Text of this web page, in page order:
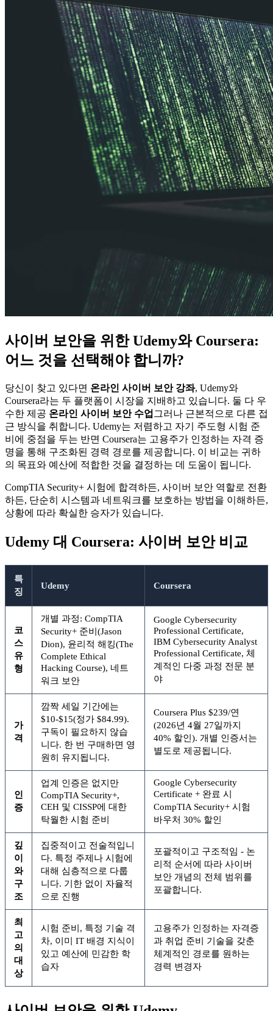
사이버 보안을 위한 Udemy와 Coursera:
어느 것을 선택해야 합니까?
당신이 찾고 있다면 온라인 사이버 보안 강좌, Udemy와
Coursera라는 두 플랫폼이 시장을 지배하고 있습니다. 둘 다 우
수한 제공 온라인 사이버 보안 수업 그러나 근본적으로 다른 접
근 방식을 취합니다. Udemy는 저렴하고 자기 주도형 시험 준
비에 중점을 두는 반면 Coursera는 고용주가 인정하는 자격 증
명을 통해 구조화된 경력 경로를 제공합니다. 이 비교는 귀하
의 목표와 예산에 적합한 것을 결정하는 데 도움이 됩니다.
CompTIA Security+ 시험에 합격하든, 사이버 보안 역할로 전환
하든, 단순히 시스템과 네트워크를 보호하는 방법을 이해하든,
상황에 따라 확실한 승자가 있습니다.
Udemy 대 Coursera: 사이버 보안 비교
특
징
Udemy Coursera
코
스
유
형
개별 과정: CompTIA
Security+ 준비(Jason
Dion), 윤리적 해킹(The
Complete Ethical
Hacking Course), 네트
워크 보안
Google Cybersecurity
Professional Certificate,
IBM Cybersecurity Analyst
Professional Certificate, 체
계적인 다중 과정 전문 분
야
가
격
깜짝 세일 기간에는
$10-$15(정가 $84.99).
구독이 필요하지 않습
니다. 한 번 구매하면 영
원히 유지됩니다.
Coursera Plus $239/연
(2026년 4월 27일까지
40% 할인). 개별 인증서는
별도로 제공됩니다.
인
증
업계 인증은 없지만
CompTIA Security+,
CEH 및 CISSP에 대한
탁월한 시험 준비
Google Cybersecurity
Certificate + 완료 시
CompTIA Security+ 시험
바우처 30% 할인
깊
이
와
구
조
집중적이고 전술적입니
다. 특정 주제나 시험에
대해 심층적으로 다룹
니다. 기한 없이 자율적
으로 진행
포괄적이고 구조적임 - 논
리적 순서에 따라 사이버
보안 개념의 전체 범위를
포괄합니다.
최
고
의
대
상
시험 준비, 특정 기술 격
차, 이미 IT 배경 지식이
있고 예산에 민감한 학
습자
고용주가 인정하는 자격증
과 취업 준비 기술을 갖춘
체계적인 경로를 원하는
경력 변경자